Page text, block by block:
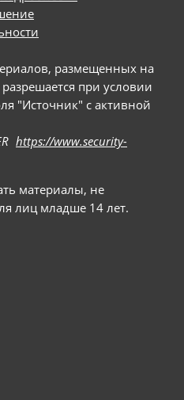
размещенных на
при условии
"Источник" с активной
https://www.security-
материалы, не
лиц младше 14 лет.